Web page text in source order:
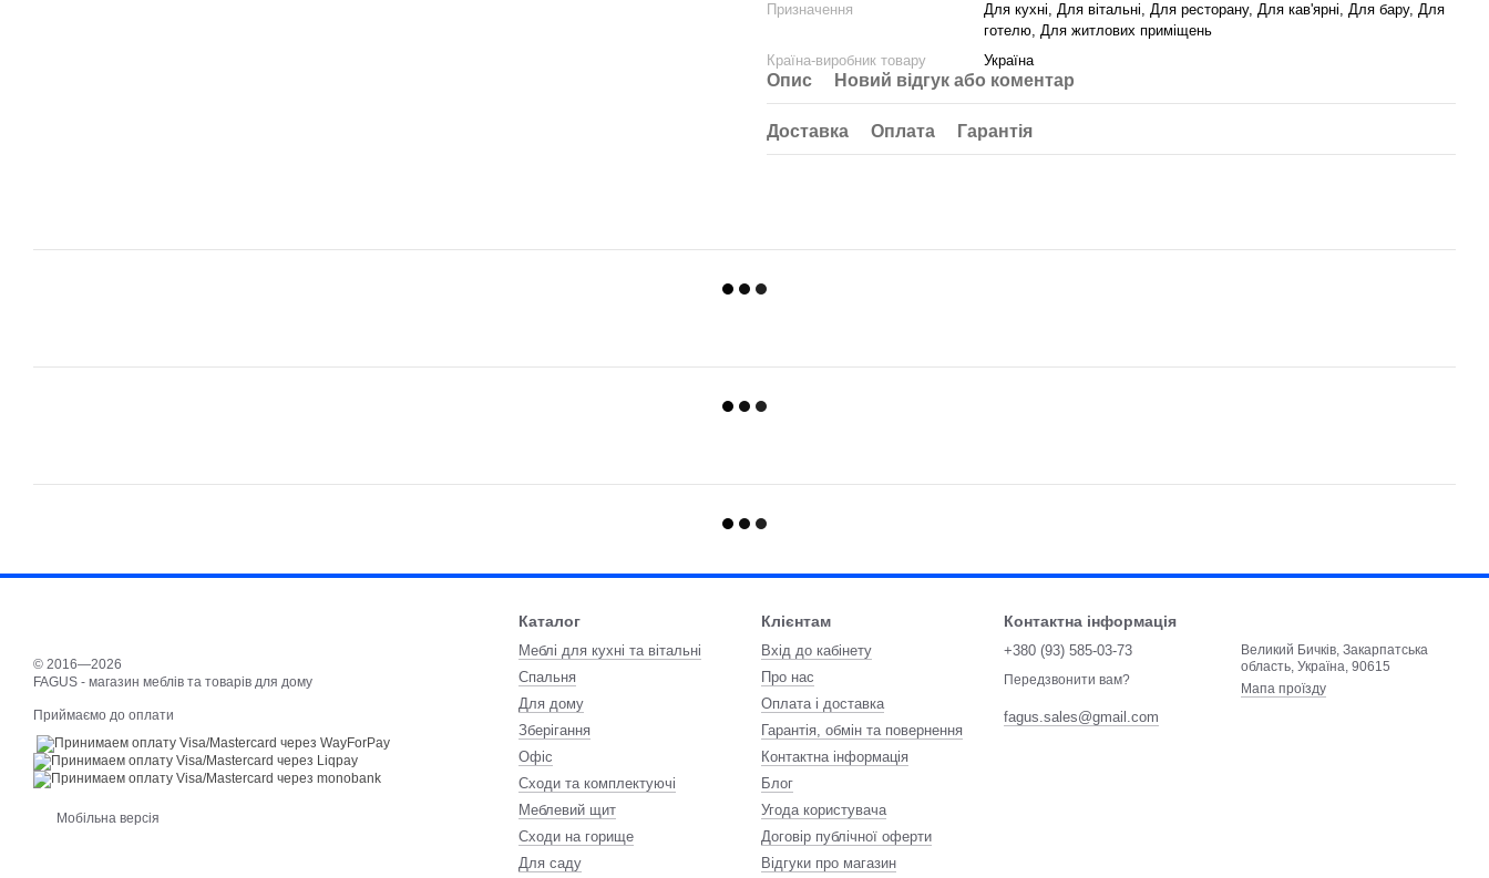
Призначення
Для кухні, Для вітальні, Для ресторану, Для кав'ярні, Для бару, Для
готелю, Для житлових приміщень
Країна-виробник товару
Україна
Опис Новий відгук або коментар
Доставка Оплата Гарантія
© 2016—2026
FAGUS - магазин меблів та товарів для дому
Приймаємо до оплати
Мобільна версія
Каталог
Меблі для кухні та вітальні
Спальня
Для дому
Зберігання
Офіс
Сходи та комплектуючі
Меблевий щит
Сходи на горище
Для саду
Клієнтам
Вхід до кабінету
Про нас
Оплата і доставка
Гарантія, обмін та повернення
Контактна інформація
Блог
Угода користувача
Договір публічної оферти
Відгуки про магазин
Контактна інформація
+380 (93) 585-03-73
Передзвонити вам?
fagus.sales@gmail.com
Великий Бичків, Закарпатська
область, Україна, 90615
Мапа проїзду